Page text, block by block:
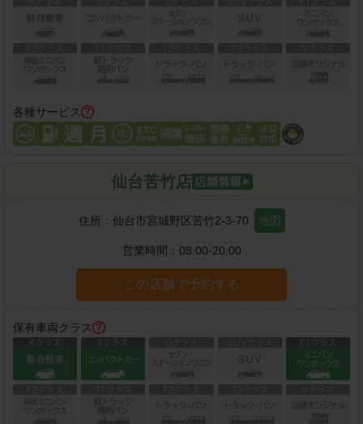
各種サービス
仙台苦竹店
住所： 仙台市宮城野区苦竹2-3-70 地図
営業時間： 08:00-20:00
この店舗で予約する
保有車両クラス